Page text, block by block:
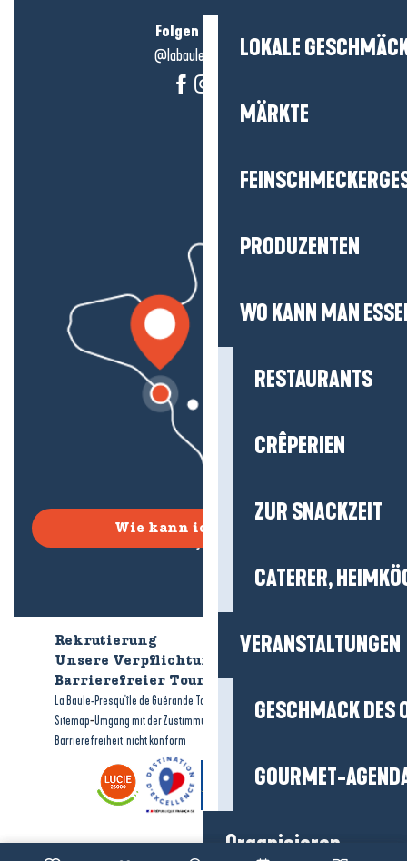
LOKALE
MÄRKTE
PRODUZENTEN
WO KANN MAN
RESTAURANTS
CRÊPERIEN
ZUR SNACKZEIT
CATERER,
VERANSTALTUNGEN
GESCHMACK DES
GOURMET-
Organisieren
Folgen Sie uns!
@labauleguérande
Wie kann ich kommen?
Rekrutierung
Wer sind wir?
Unsere Verpflichtungen
Barrierefreier Tourismus
La Baule-Presqu'île de Guérande Tourismus Rechtliche Hinweise-
Sitemap-Umgang mit der Zustimmung
Barrierefreiheit: nicht konform